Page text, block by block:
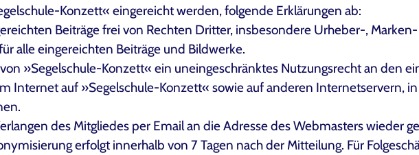
Konzett« eingereicht werden, folgende Erklärungen ab:
Beiträge frei von Rechten Dritter, insbesondere Urheber-,
alle eingereichten Beiträge und Bildwerke.
»Segelschule-Konzett« ein uneingeschränktes Nutzungsrecht an den
Internet auf »Segelschule-Konzett« sowie auf anderen Internetservern,
des Mitgliedes per Email an die Adresse des Webmasters wieder
erfolgt innerhalb von 7 Tagen nach der Mitteilung. Für